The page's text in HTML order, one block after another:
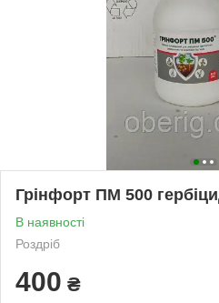
Грінфорт ПМ 500
В наявності
Роздріб
400 ₴